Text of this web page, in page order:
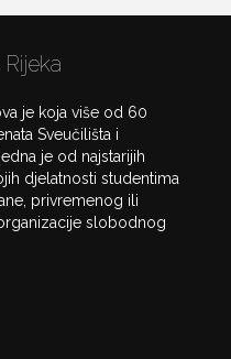
je koja više od 60
Sveučilišta i
je od najstarijih
djelatnosti studentima
privremenog ili
slobodnog